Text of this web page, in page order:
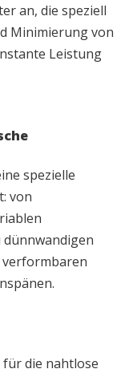
an, die speziell
Minimierung von
Leistung
spezielle
von
die nahtlose